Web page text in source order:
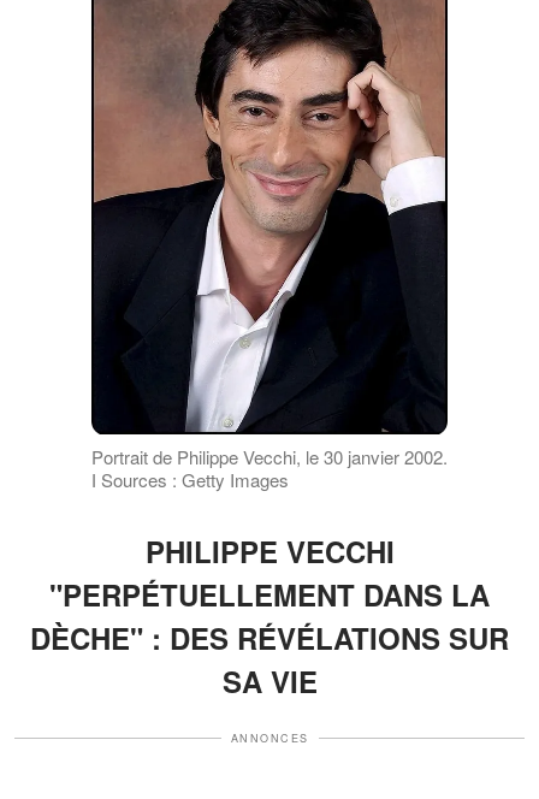
Portrait de Philippe Vecchi, le 30 janvier 2002.
І Sources : Getty Images
PHILIPPE VECCHI
"PERPÉTUELLEMENT DANS LA
DÈCHE" : DES RÉVÉLATIONS SUR
SA VIE
ANNONCES